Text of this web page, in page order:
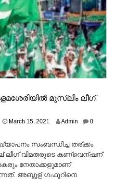
മുസ്ലീം ലീഗ്
March 15, 2021
c
h
1
5
Admin
0
സംബന്ധിച്ച തര്ക്കം
ലീഗ് വിമതരുടെ കണ്വെന്ഷന്
നേതാക്കളുമാണ്
അബ്ദുള് ഗഫൂറിനെ